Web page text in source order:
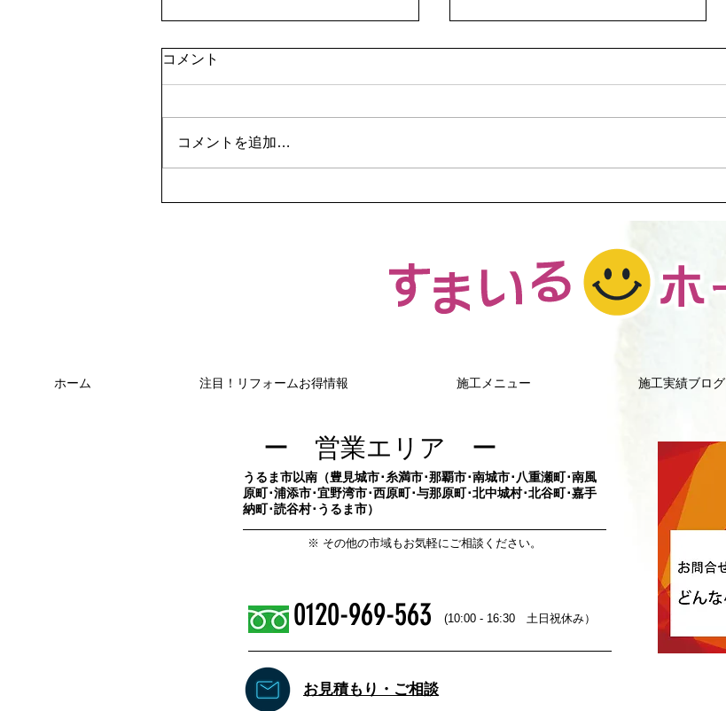
ロッコファン）へ交換など
コメント
コメントを追加…
ホーム 注目！リフォームお得情報 施工メニュー 施工実績ブログ
ー 営業エリア ー
​うるま市以南（豊見城市･糸満市･那覇市･南城市･八重瀬町･南風
原町･浦添市･宜野湾市･西原町･与那原町･北中城村･北谷町･​嘉手
納町･読谷村･うるま市）
​※ その他の市域もお気軽にご相談ください。
(10:00 - 16:30 土日祝休み）
0120-969-563
​お見積もり・ご相談